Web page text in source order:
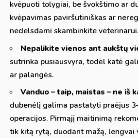
kvėpuoti tolygiai, be švokštimo ar
kvėpavimas paviršutiniškas ar
nedelsdami skambinkite veterinarui.
Nepalikite vienos ant aukštų
sutrinka pusiausvyra, todėl katė
ar palangės.
Vanduo – taip, maistas – ne iš
dubenėlį galima pastatyti praėjus
operacijos. Pirmąjį maitinimą
tik kitą rytą, duodant mažą, lengvai